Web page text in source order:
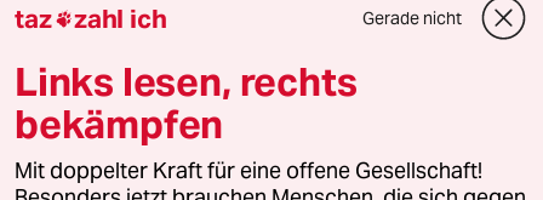
Downloads für Abonnierende
© 2026 taz Verlags und Vertriebs GmbH
Alle Rechte vorbehalten. Bei rechtlichen Fragen oder für Genehmigungen
wenden Sie sich bitte an
lizenzen@taz.de
taz zahl ich Gerade nicht
Links lesen, rechts
bekämpfen
Mit doppelter Kraft für eine offene Gesellschaft!